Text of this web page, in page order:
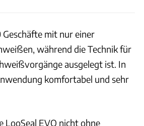
Geschäfte mit nur einer
während die Technik für
ausgelegt ist. In
komfortabel und sehr
LooSeal EVO nicht ohne